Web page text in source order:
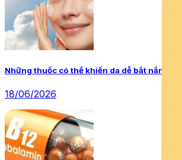
Những thuốc có thể khiến da dễ bắt nắng hơn
18/06/2026